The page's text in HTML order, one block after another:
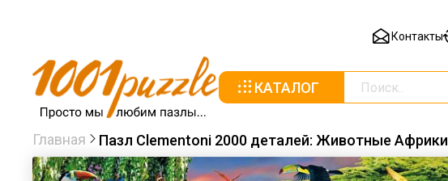
Контакты
КАТАЛОГ
Главная Пазл Clementoni 2000 деталей: Животные Африки